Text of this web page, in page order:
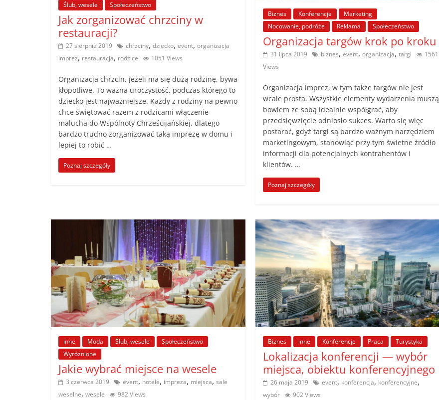
Ślub, wesele
Społeczeństwo
Jak zorganizować chrzciny w
restauracji?
27 sierpnia 2019 chrzciny, dziecko, event, organizacja
imprez, restauracja, rodzice 1051 Views
Organizacja chrzcin, jeżeli ma się dużą rodzinę, bywa
kłopotliwe. To ważna uroczystość, podczas którego to
dziecko jest najważniejsze. Każdy z rodziny na pewno
chce świętować razem z rodzicami włączenie
malucha do Wspólnoty Chrześcijańskiej, dlatego
bardzo trudno zorganizować taką imprezę w domu i
lepiej to robić …
Poznaj szczegóły
Biznes Konferencje
Marketing
Nocowanie, podróże
Reklama Społeczeństwo
Organizacja targów krok po kroku
31 lipca 2019 biznes,event,organizacja,targi
1561
Views
Organizacja imprez, w tym także targów nie jest
wcale prosta. Wszystkie elementy wydarzenia muszą
bowiem ze sobą idealnie współgrać, aby
przedsięwzięcie odniosło sukces. Warto się więc
postarać, gdyż targi są bardzo ważnym narzędziem
marketingowym, stanowiąc przy tym świetne źródło
informacji dla potencjalnych kontrahentów i
klientów. …
Poznaj szczegóły
inne Moda Ślub, wesele
Społeczeństwo
Wyróżnione
Jakie wybrać miejsce na wesele
3 czerwca 2019 event, hotele, impreza, miejsca, sale
weselne, wesele 982 Views
Biznes inne Konferencje Praca Turystyka
Lokalizacja konferencji — wybór
miejsca, obiektu konferencyjnego
26 maja 2019 event, konferencja, konferencyjne,
wybór 902 Views